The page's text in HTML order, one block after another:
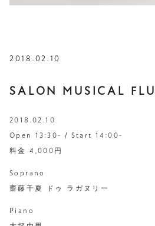
2018.02.10
SALON MUSICAL
2018.02.10
Open 13:30- / Start 14:00-
料金 4,000円
Soprano
齋藤千夏 ドゥ ラガヌリー
Piano